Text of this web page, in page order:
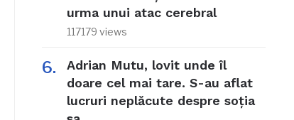
urma unui atac cerebral
117179 views
Adrian Mutu, lovit unde îl
doare cel mai tare. S-au aflat
lucruri neplăcute despre soția